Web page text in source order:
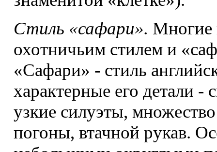
Стиль «сафари». Многие
охотничьим стилем и
«Сафари» - стиль
характерные его детали
узкие силуэты,
погоны, втачной рукав.